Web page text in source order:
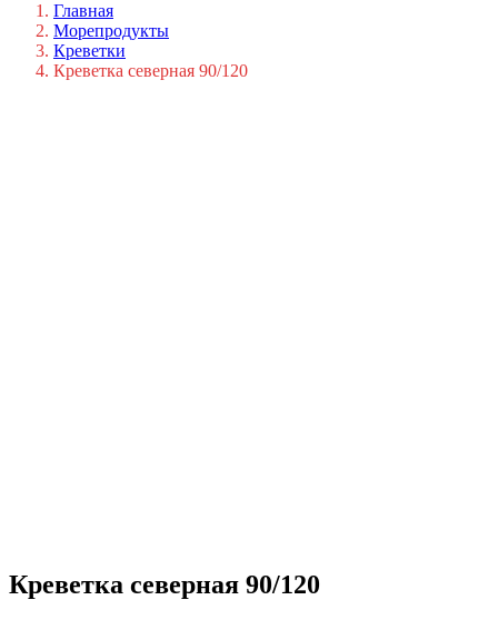
Главная
Морепродукты
Креветки
Креветка северная 90/120
Креветка северная 90/120